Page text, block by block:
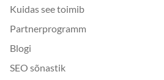
Kuidas see toimib
Partnerprogramm
Blogi
SEO sõnastik